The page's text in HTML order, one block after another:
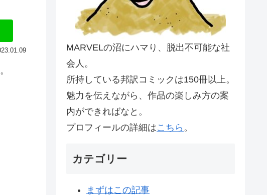
MARVELの沼にハマり、脱出不可能な社
会人。
所持している邦訳コミックは150冊以上。
魅力を伝えながら、作品の楽しみ方の案
内ができればなと。
プロフィールの詳細はこちら 。
カテゴリー
まずはこの記事